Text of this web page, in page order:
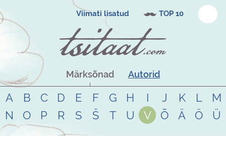
Viimati lisatud TOP 10
Märksõnad Autorid
A B C D E F G H I J K L
M
N
O P R S Š T U V Õ Ä Ö Ü